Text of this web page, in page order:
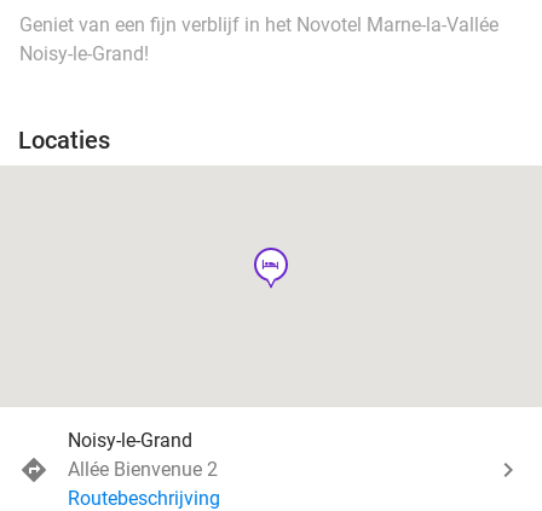
Geniet van een fijn verblijf in het Novotel Marne-la-Vallée
Noisy-le-Grand!
Locaties
hotel
Noisy-le-Grand
Allée Bienvenue 2
Routebeschrijving